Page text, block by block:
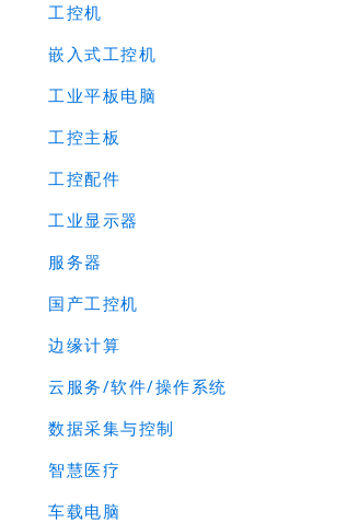
工控机
嵌入式工控机
工业平板电脑
工控主板
工控配件
工业显示器
服务器
国产工控机
边缘计算
云服务/软件/操作系统
数据采集与控制
智慧医疗
车载电脑